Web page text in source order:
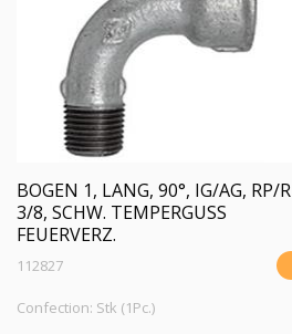
BOGEN 1, LANG, 90°, IG/AG, RP/R
3/8, SCHW. TEMPERGUSS
FEUERVERZ.
112827
Confection: Stk (1Pc.)